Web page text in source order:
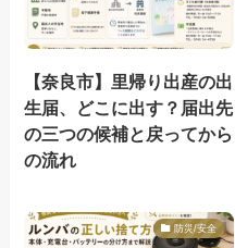
【奈良市】里帰り出産の出
生届、どこに出す？届出先
の三つの候補と戻ってから
の流れ
防災/安全